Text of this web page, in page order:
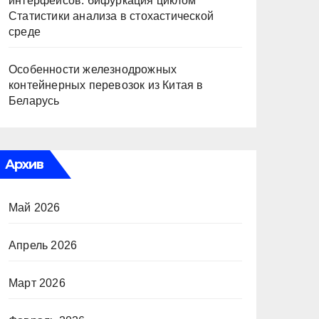
Статистики анализа в стохастической
среде
Особенности железнодрожных
контейнерных перевозок из Китая в
Беларусь
Архив
Май 2026
Апрель 2026
Март 2026